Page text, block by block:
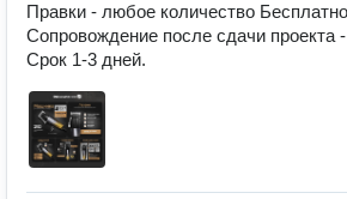
Правки - любое количество
Сопровождение после сдачи проекта
Срок 1-3 дней.